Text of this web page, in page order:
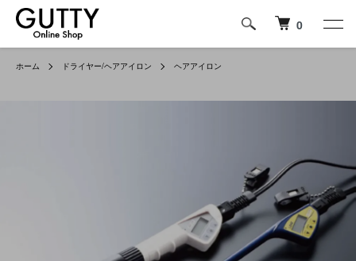
0
ホーム ドライヤー/ヘアアイロン ヘアアイロン